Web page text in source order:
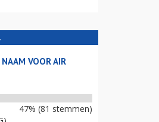
VOOR AIR
47% (81 stemmen)